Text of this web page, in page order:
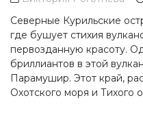
Северные Курильские
где бушует стихия
первозданную красоту.
бриллиантов в этой
Парамушир. Этот край,
Охотского моря и Тихого